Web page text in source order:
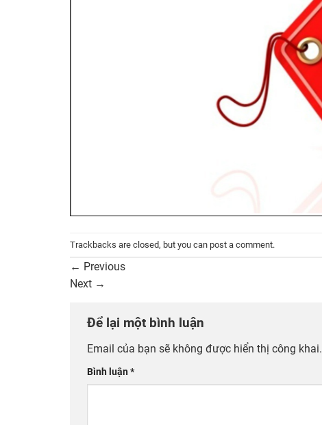
Trackbacks are closed, but you can post a comment.
← Previous
Next →
Để lại một bình luận
Email của bạn sẽ không được hiển thị công khai.
Bình luận*